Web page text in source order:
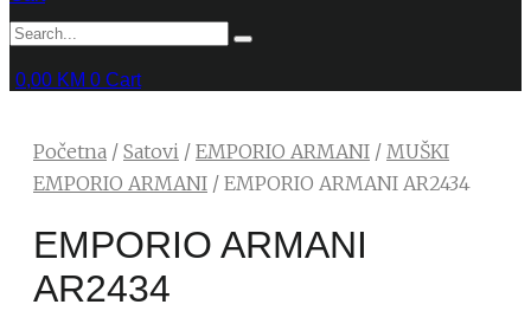
0,00 KM 0 Cart
Početna / Satovi / EMPORIO ARMANI / MUŠKI
EMPORIO ARMANI / EMPORIO ARMANI AR2434
EMPORIO ARMANI
AR2434